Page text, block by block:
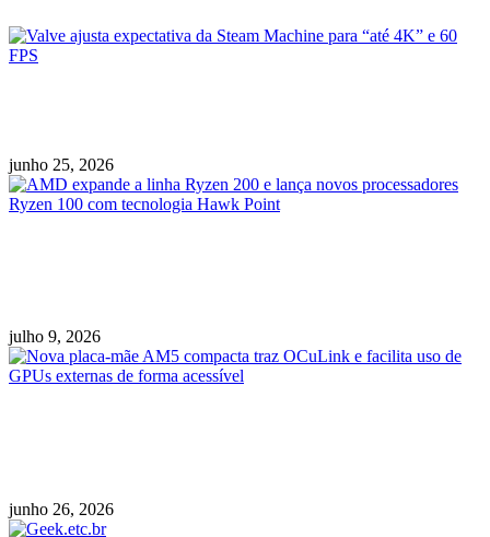
junho 25, 2026
julho 9, 2026
junho 26, 2026